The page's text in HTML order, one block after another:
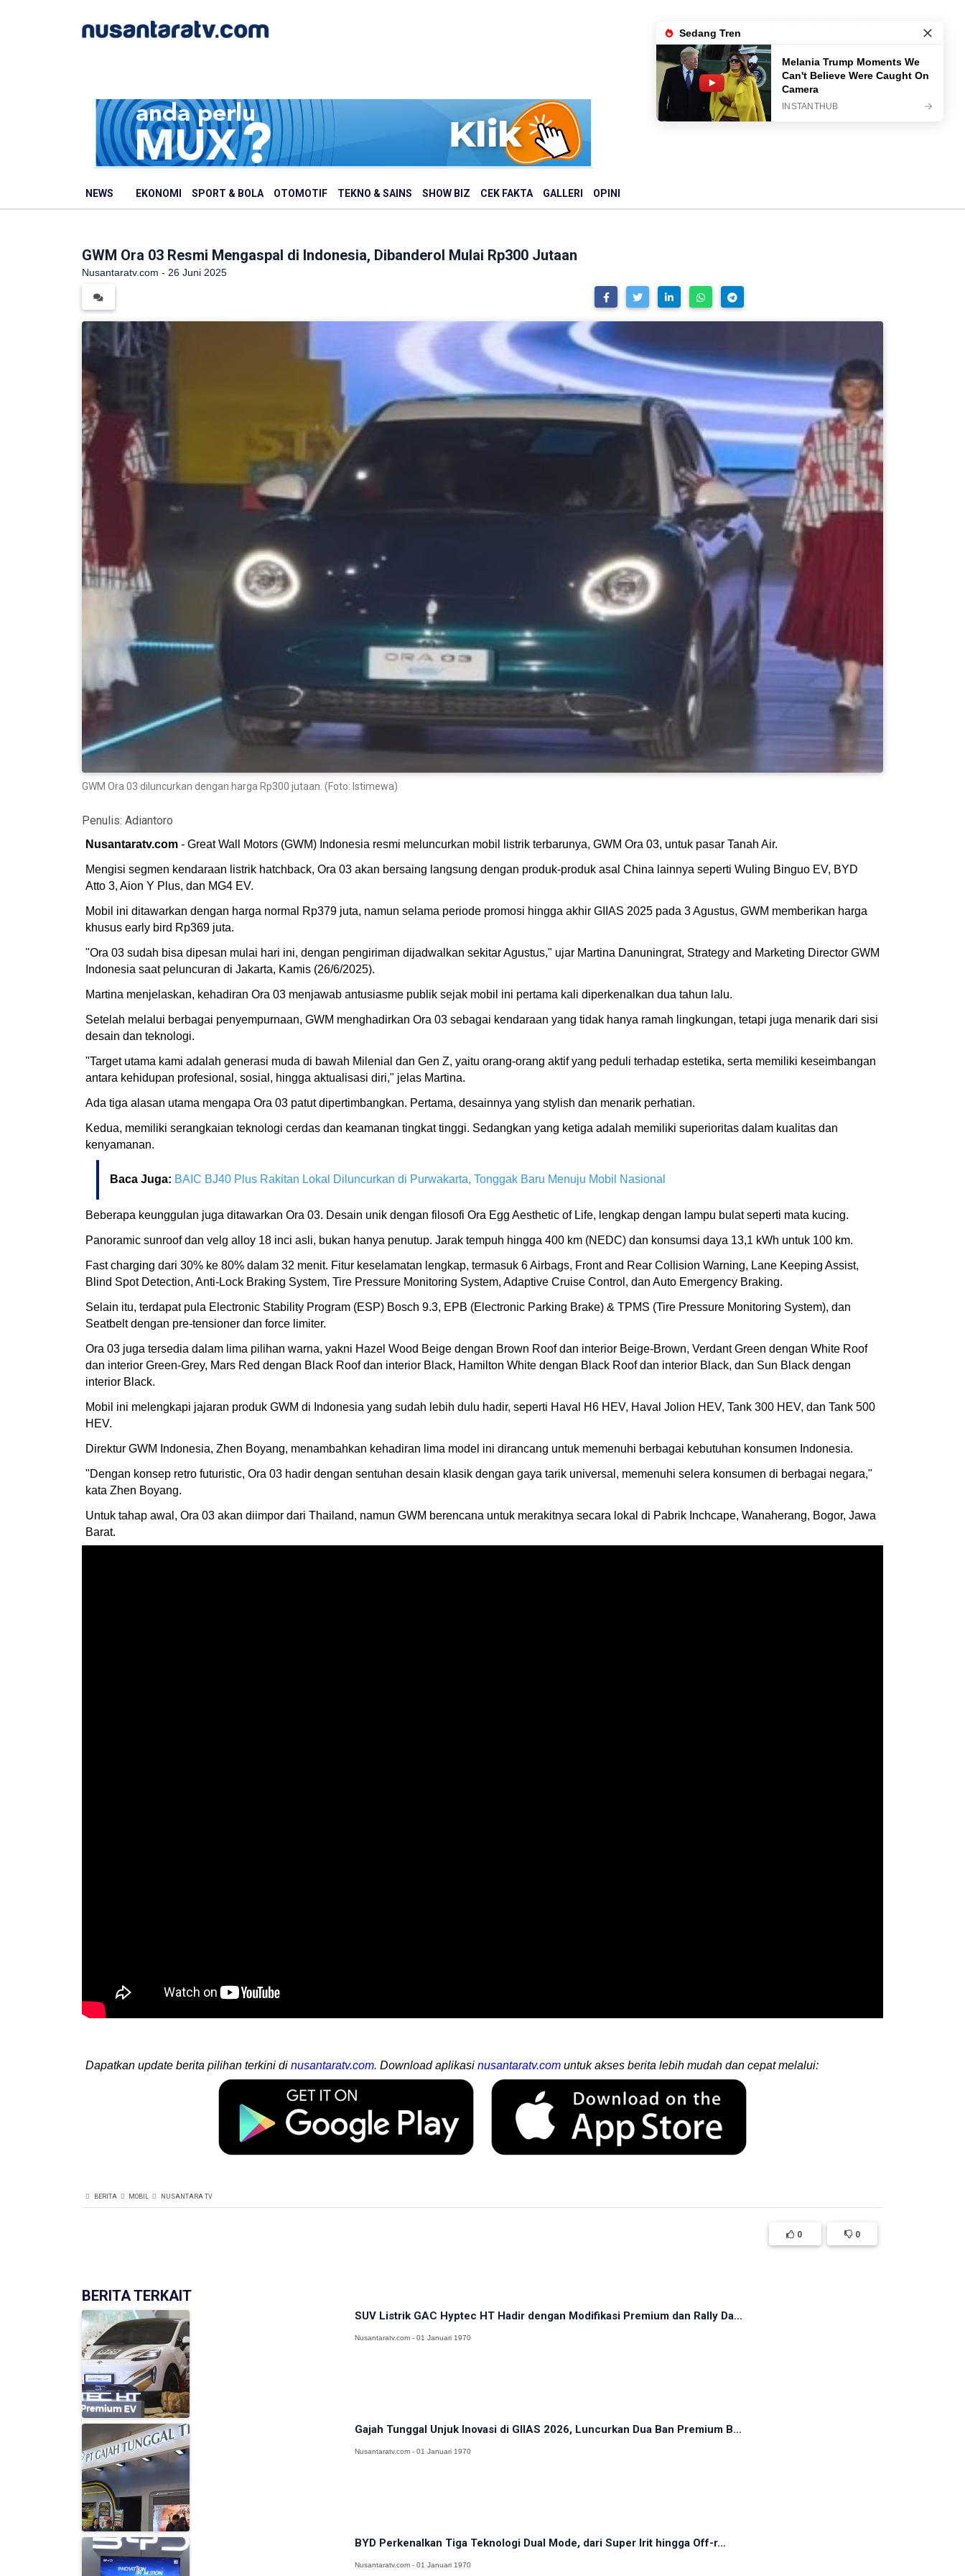
NEWS EKONOMI SPORT & BOLA OTOMOTIF TEKNO & SAINS SHOW BIZ CEK FAKTA GALLERI OPINI
GWM Ora 03 Resmi Mengaspal di Indonesia, Dibanderol Mulai Rp300 Jutaan
Nusantaratv.com - 26 Juni 2025
GWM Ora 03 diluncurkan dengan harga Rp300 jutaan. (Foto: Istimewa)
Penulis: Adiantoro
Nusantaratv.com - Great Wall Motors (GWM) Indonesia resmi meluncurkan mobil listrik terbarunya, GWM Ora 03, untuk pasar Tanah Air.
Mengisi segmen kendaraan listrik hatchback, Ora 03 akan bersaing langsung dengan produk-produk asal China lainnya seperti Wuling Binguo EV, BYD
Atto 3, Aion Y Plus, dan MG4 EV.
Mobil ini ditawarkan dengan harga normal Rp379 juta, namun selama periode promosi hingga akhir GIIAS 2025 pada 3 Agustus, GWM memberikan harga
khusus early bird Rp369 juta.
"Ora 03 sudah bisa dipesan mulai hari ini, dengan pengiriman dijadwalkan sekitar Agustus," ujar Martina Danuningrat, Strategy and Marketing Director GWM
Indonesia saat peluncuran di Jakarta, Kamis (26/6/2025).
Martina menjelaskan, kehadiran Ora 03 menjawab antusiasme publik sejak mobil ini pertama kali diperkenalkan dua tahun lalu.
Setelah melalui berbagai penyempurnaan, GWM menghadirkan Ora 03 sebagai kendaraan yang tidak hanya ramah lingkungan, tetapi juga menarik dari sisi
desain dan teknologi.
"Target utama kami adalah generasi muda di bawah Milenial dan Gen Z, yaitu orang-orang aktif yang peduli terhadap estetika, serta memiliki keseimbangan
antara kehidupan profesional, sosial, hingga aktualisasi diri," jelas Martina.
Ada tiga alasan utama mengapa Ora 03 patut dipertimbangkan. Pertama, desainnya yang stylish dan menarik perhatian.
Kedua, memiliki serangkaian teknologi cerdas dan keamanan tingkat tinggi. Sedangkan yang ketiga adalah memiliki superioritas dalam kualitas dan
kenyamanan.
Baca Juga: BAIC BJ40 Plus Rakitan Lokal Diluncurkan di Purwakarta, Tonggak Baru Menuju Mobil Nasional
Beberapa keunggulan juga ditawarkan Ora 03. Desain unik dengan filosofi Ora Egg Aesthetic of Life, lengkap dengan lampu bulat seperti mata kucing.
Panoramic sunroof dan velg alloy 18 inci asli, bukan hanya penutup. Jarak tempuh hingga 400 km (NEDC) dan konsumsi daya 13,1 kWh untuk 100 km.
Fast charging dari 30% ke 80% dalam 32 menit. Fitur keselamatan lengkap, termasuk 6 Airbags, Front and Rear Collision Warning, Lane Keeping Assist,
Blind Spot Detection, Anti-Lock Braking System, Tire Pressure Monitoring System, Adaptive Cruise Control, dan Auto Emergency Braking.
Selain itu, terdapat pula Electronic Stability Program (ESP) Bosch 9.3, EPB (Electronic Parking Brake) & TPMS (Tire Pressure Monitoring System), dan
Seatbelt dengan pre-tensioner dan force limiter.
Ora 03 juga tersedia dalam lima pilihan warna, yakni Hazel Wood Beige dengan Brown Roof dan interior Beige-Brown, Verdant Green dengan White Roof
dan interior Green-Grey, Mars Red dengan Black Roof dan interior Black, Hamilton White dengan Black Roof dan interior Black, dan Sun Black dengan
interior Black.
Mobil ini melengkapi jajaran produk GWM di Indonesia yang sudah lebih dulu hadir, seperti Haval H6 HEV, Haval Jolion HEV, Tank 300 HEV, dan Tank 500
HEV.
Direktur GWM Indonesia, Zhen Boyang, menambahkan kehadiran lima model ini dirancang untuk memenuhi berbagai kebutuhan konsumen Indonesia.
"Dengan konsep retro futuristic, Ora 03 hadir dengan sentuhan desain klasik dengan gaya tarik universal, memenuhi selera konsumen di berbagai negara,"
kata Zhen Boyang.
Untuk tahap awal, Ora 03 akan diimpor dari Thailand, namun GWM berencana untuk merakitnya secara lokal di Pabrik Inchcape, Wanaherang, Bogor, Jawa
Barat.
Dapatkan update berita pilihan terkini di nusantaratv.com. Download aplikasi nusantaratv.com untuk akses berita lebih mudah dan cepat melalui:
BERITA MOBIL NUSANTARA TV
0 0
BERITA TERKAIT
SUV Listrik GAC Hyptec HT Hadir dengan Modifikasi Premium dan Rally Da...
Nusantaratv.com - 01 Januari 1970
Gajah Tunggal Unjuk Inovasi di GIIAS 2026, Luncurkan Dua Ban Premium B...
Nusantaratv.com - 01 Januari 1970
BYD Perkenalkan Tiga Teknologi Dual Mode, dari Super Irit hingga Off-r...
Nusantaratv.com - 01 Januari 1970